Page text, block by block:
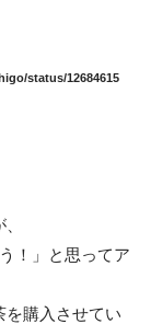
status/12684615
！」と思ってア
を購入させてい